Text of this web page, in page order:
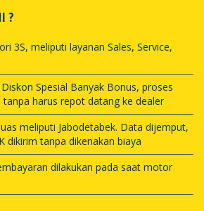
?
3S, meliputi layanan Sales, Service,
Spesial Banyak Bonus, proses
harus repot datang ke dealer
meliputi Jabodetabek. Data dijemput,
dikirim tanpa dikenakan biaya
dilakukan pada saat motor